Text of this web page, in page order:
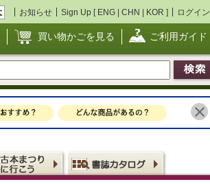
お知らせ Sign Up [ ENG | CHN | KOR ] ログイン
買い物かごを見る ご利用ガイド